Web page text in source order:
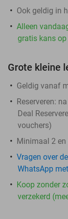
Ook geldig in
Alleen
gratis kans op
Grote kleine
Geldig vanaf
Reserveren:
Deal
vouchers)
Minimaal 2
Vragen over
WhatsApp
Koop zonder
verzekerd